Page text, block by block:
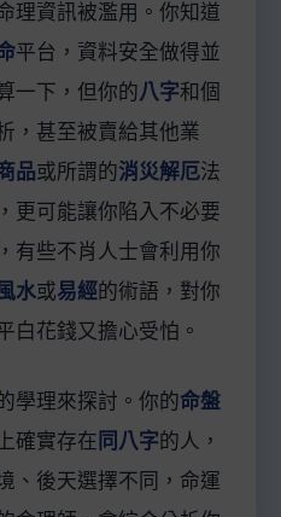
理資訊被濫用。你知道
平台，資料安全做得並
一下，但你的八字和個
，甚至被賣給其他業
品或所謂的消災解厄法
更可能讓你陷入不必要
有些不肖人士會利用你
水或易經的術語，對你
白花錢又擔心受怕。
學理來探討。你的命盤
確實存在 同八字的人，
、後天選擇不同，命運